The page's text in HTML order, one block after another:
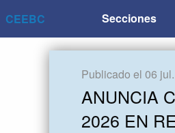
CEEBC Secciones
Publicado el 06
ANUNCIA
2026 EN